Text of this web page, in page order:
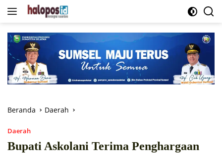
Langsung
Beranda Daerah
Daerah
Bupati Askolani Terima Penghargaan